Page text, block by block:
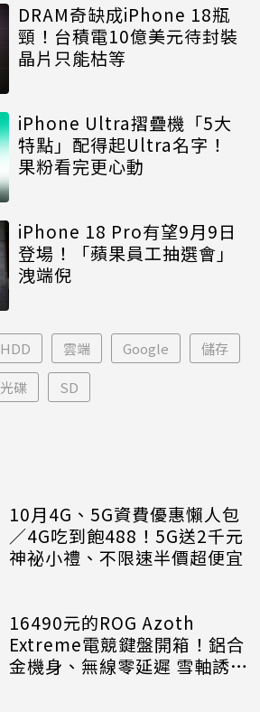
DRAM奇缺成iPhone 18瓶
頸！台積電10億美元待封裝
晶片只能枯等
iPhone Ultra摺疊機「5大
特點」配得起Ultra名字！
果粉看完更心動
iPhone 18 Pro有望9月9日
登場！「蘋果員工抽選會」
洩端倪
HDD 雲端 Google 儲存
光碟 SD
10月4G、5G資費優惠懶人包
／4G吃到飽488！5G送2千元
神祕小禮、不限速半價超便宜
16490元的ROG Azoth
Extreme電競鍵盤開箱！鋁合
金機身、無線零延遲 雪軸誘人